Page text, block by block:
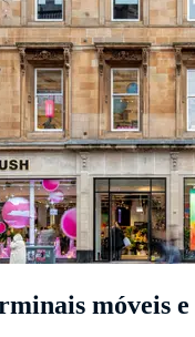
móveis e